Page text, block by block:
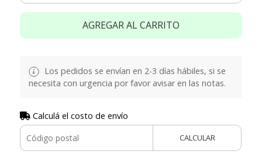
AGREGAR AL CARRITO
Los pedidos se envían en 2-3 días hábiles, si se
necesita con urgencia por favor avisar en las notas.
Calculá el costo de envío
CALCULAR